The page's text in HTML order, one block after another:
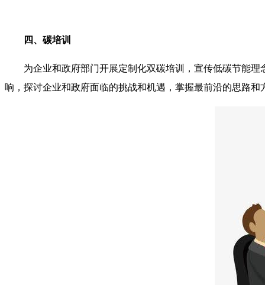
四、碳培训
为企业和政府部门开展定制化双碳培训，宣传低碳节能
响，探讨企业和政府面临的挑战和机遇，掌握最前沿的思路